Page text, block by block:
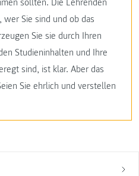
sollten. Die Lehrenden
Sie sind und ob das
Sie sie durch Ihren
Studieninhalten und Ihre
sind, ist klar. Aber das
Sie ehrlich und verstellen